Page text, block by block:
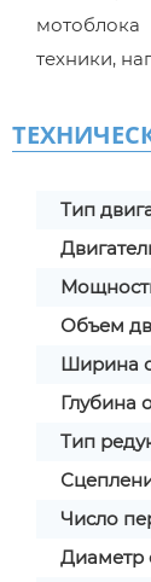
техники,
Тип
Объем
Ширина
Глубина
Тип
Число
Диаметр